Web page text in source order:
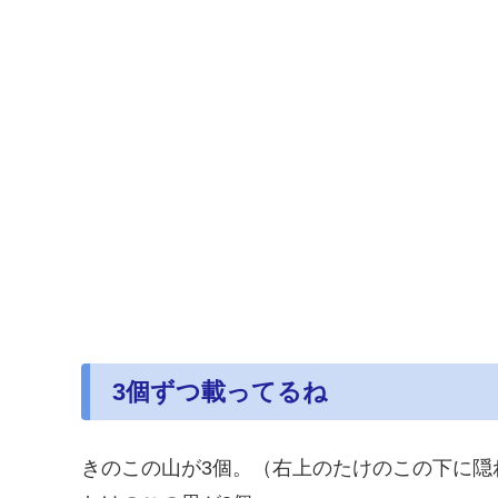
3個ずつ載ってるね
きのこの山が3個。（右上のたけのこの下に隠